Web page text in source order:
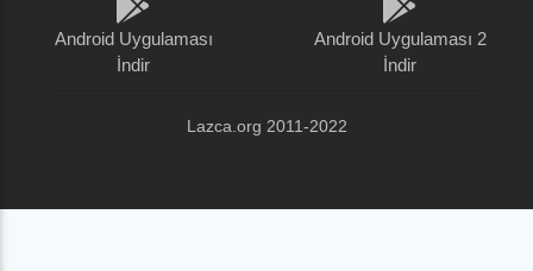
Android Uygulaması
İndir
Android Uygulaması 2
İndir
Lazca.org 2011-2022